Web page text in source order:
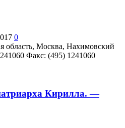
0
область, Москва, Нахимовский
Факс: (495) 1241060
Кирилла. —